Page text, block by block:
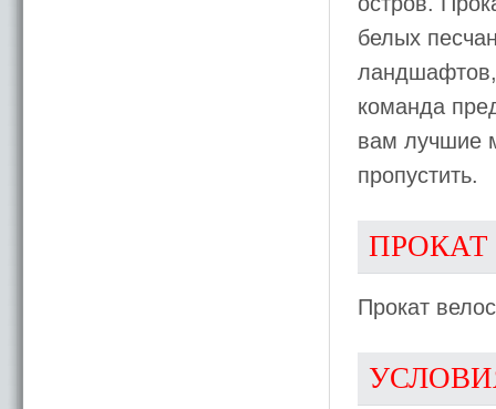
белых
ландшафтов,
команда
вам лучшие
пропустить.
ПРОКАТ
Прокат